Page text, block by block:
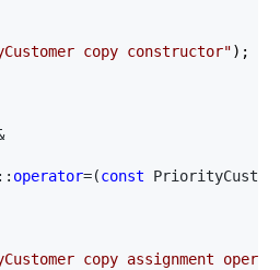
copy constructor"
operator=(const
copy assignment